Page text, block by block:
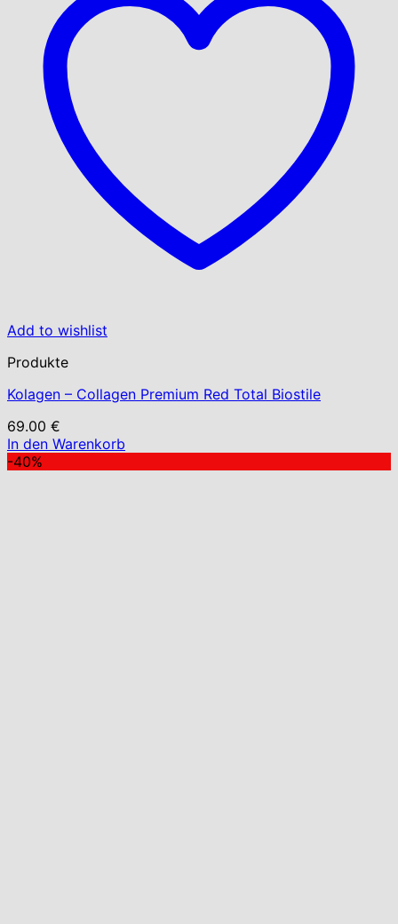
Add to wishlist
Produkte
Kolagen – Collagen Premium Red Total Biostile
69.00 €
In den Warenkorb
-40%